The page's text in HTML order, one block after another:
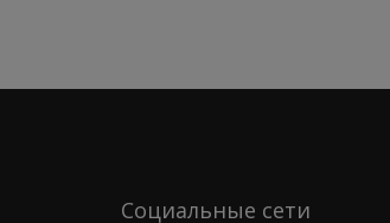
Социальные сети